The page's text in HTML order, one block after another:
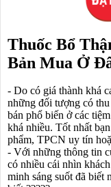
Thuốc Bổ
Bản Mua Ở
- Do có giá thành khá
những đối tượng có
bán phổ biến ở các
khá nhiều. Tốt nhất
phẩm, TPCN uy tín
- Với những thông tin
có nhiều cái nhìn
minh sáng suốt đã biết